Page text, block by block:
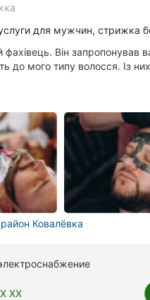
для мужчин, стрижка
Він запропонував
до мого типу волосся. Із
Ковалёвка
XX